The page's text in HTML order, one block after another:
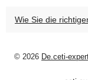
Wie Sie die
© 2026 De.ceti-